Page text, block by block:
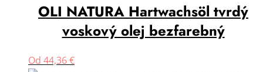
OLI NATURA Hartwachsöl tvrdý
voskový olej bezfarebný
Od 44,36€